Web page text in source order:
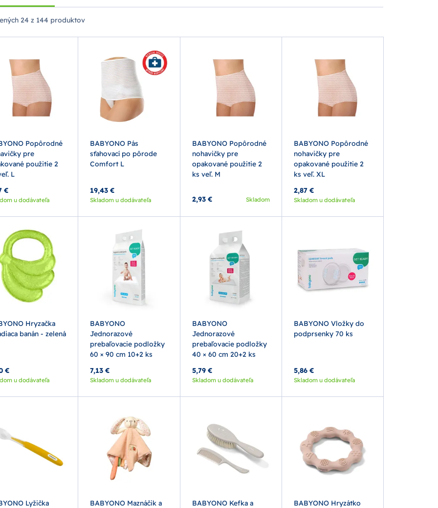
24 z 144 produktov
Popôrodné
pre
použitie 2
L
€
u dodávateľa
BABYONO Pás
sťahovací po pôrode
Comfort L
19,43 €
Skladom u dodávateľa
BABYONO Popôrodné
nohavičky pre
opakované použitie 2
ks veľ. M
2,93 € Skladom
BABYONO Popôrodné
nohavičky pre
opakované použitie 2
ks veľ. XL
2,87 €
Skladom u dodávateľa
Hryzačka
banán - zelená
€
u dodávateľa
BABYONO
Jednorazové
prebaľovacie podložky
60 × 90 cm 10+2 ks
7,13 €
Skladom u dodávateľa
BABYONO
Jednorazové
prebaľovacie podložky
40 × 60 cm 20+2 ks
5,79 €
Skladom u dodávateľa
BABYONO Vložky do
podprsenky 70 ks
5,86 €
Skladom u dodávateľa
Lyžička
BABYONO Maznáčik a
BABYONO Kefka a
BABYONO Hryzátko